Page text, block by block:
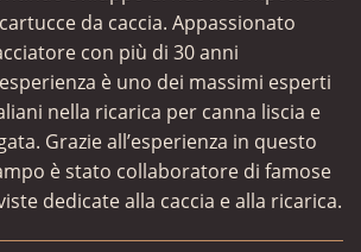
da caccia. Appassionato
con più di 30 anni
è uno dei massimi esperti
nella ricarica per canna liscia e
Grazie all’esperienza in questo
è stato collaboratore di famose
dedicate alla caccia e alla ricarica.